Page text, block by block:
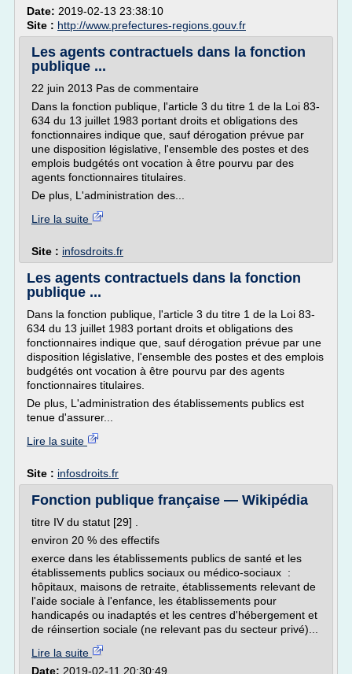
Date: 2019-02-13 23:38:10
Site : http://www.prefectures-regions.gouv.fr
Les agents contractuels dans la fonction
publique ...
22 juin 2013 Pas de commentaire
Dans la fonction publique, l'article 3 du titre 1 de la Loi 83-
634 du 13 juillet 1983 portant droits et obligations des
fonctionnaires indique que, sauf dérogation prévue par
une disposition législative, l'ensemble des postes et des
emplois budgétés ont vocation à être pourvu par des
agents fonctionnaires titulaires.
De plus, L'administration des...
Lire la suite
Site : infosdroits.fr
Les agents contractuels dans la fonction
publique ...
Dans la fonction publique, l'article 3 du titre 1 de la Loi 83-
634 du 13 juillet 1983 portant droits et obligations des
fonctionnaires indique que, sauf dérogation prévue par une
disposition législative, l'ensemble des postes et des emplois
budgétés ont vocation à être pourvu par des agents
fonctionnaires titulaires.
De plus, L'administration des établissements publics est
tenue d'assurer...
Lire la suite
Site : infosdroits.fr
Fonction publique française — Wikipédia
titre IV du statut [29] .
environ 20 % des effectifs
exerce dans les établissements publics de santé et les
établissements publics sociaux ou médico-sociaux :
hôpitaux, maisons de retraite, établissements relevant de
l'aide sociale à l'enfance, les établissements pour
handicapés ou inadaptés et les centres d'hébergement et
de réinsertion sociale (ne relevant pas du secteur privé)...
Lire la suite
Date: 2019-02-11 20:30:49